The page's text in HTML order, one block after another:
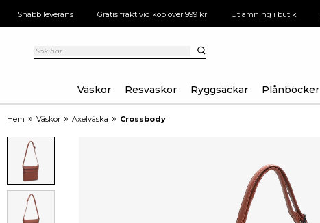
Snabb leverans Gratis frakt vid köp över 999 kr Utlämning i butik
Väskor Resväskor Ryggsäckar Plånböcker
Hem » Väskor » Axelväska » Crossbody